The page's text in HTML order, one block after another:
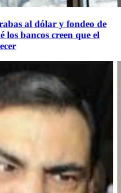
al dólar y fondeo de
bancos creen que el